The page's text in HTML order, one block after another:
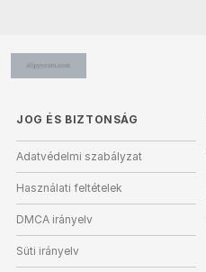
JOG ÉS BIZTONSÁG
Adatvédelmi szabályzat
Használati feltételek
DMCA irányelv
Süti irányelv